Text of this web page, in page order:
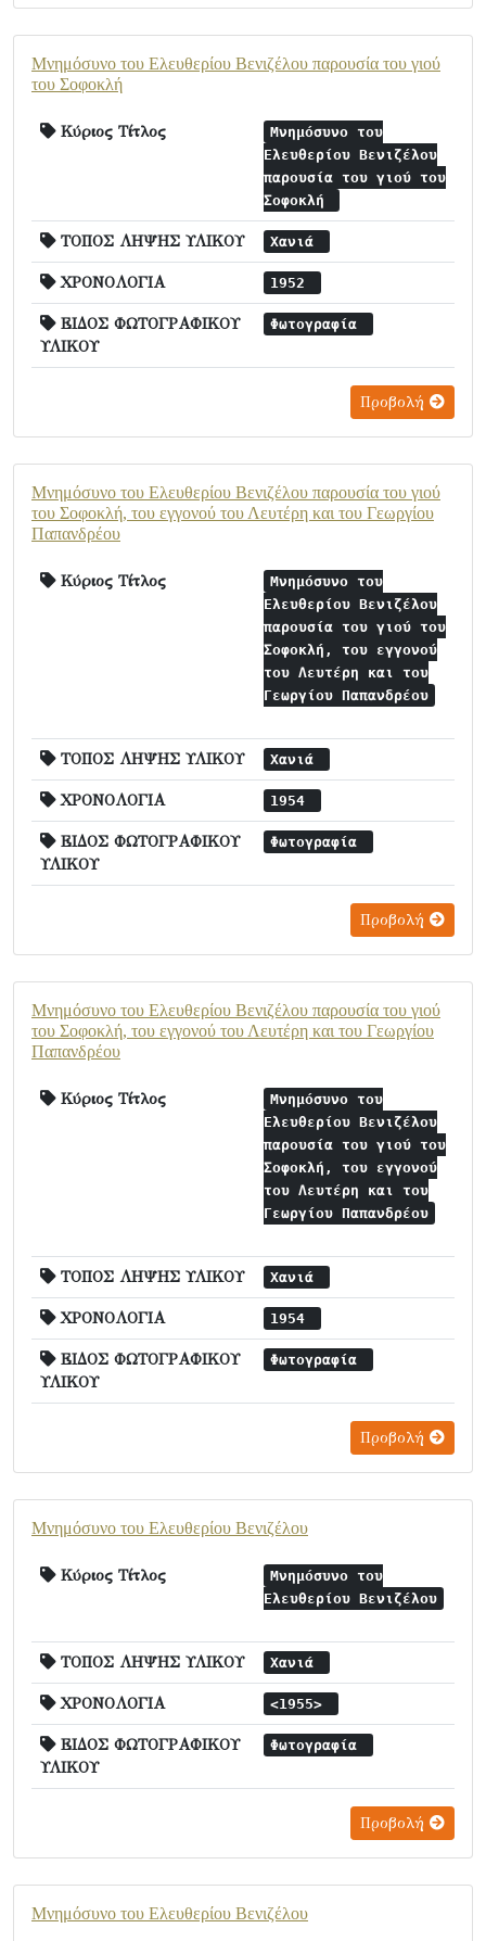
Μνημόσυνο του Ελευθερίου Βενιζέλου παρουσία του γιού
του Σοφοκλή
Κύριος Τίτλος
Μνημόσυνο του
Ελευθερίου Βενιζέλου
παρουσία του γιού του
Σοφοκλή
ΤΟΠΟΣ ΛΗΨΗΣ ΥΛΙΚΟΥ Χανιά
ΧΡΟΝΟΛΟΓΙΑ 1952
ΕΙΔΟΣ ΦΩΤΟΓΡΑΦΙΚΟΥ
ΥΛΙΚΟΥ
Φωτογραφία
Προβολή
Μνημόσυνο του Ελευθερίου Βενιζέλου παρουσία του γιού
του Σοφοκλή, του εγγονού του Λευτέρη και του Γεωργίου
Παπανδρέου
Κύριος Τίτλος
Μνημόσυνο του
Ελευθερίου Βενιζέλου
παρουσία του γιού του
Σοφοκλή, του εγγονού
του Λευτέρη και του
Γεωργίου Παπανδρέου
ΤΟΠΟΣ ΛΗΨΗΣ ΥΛΙΚΟΥ Χανιά
ΧΡΟΝΟΛΟΓΙΑ 1954
ΕΙΔΟΣ ΦΩΤΟΓΡΑΦΙΚΟΥ
ΥΛΙΚΟΥ
Φωτογραφία
Προβολή
Μνημόσυνο του Ελευθερίου Βενιζέλου παρουσία του γιού
του Σοφοκλή, του εγγονού του Λευτέρη και του Γεωργίου
Παπανδρέου
Κύριος Τίτλος
Μνημόσυνο του
Ελευθερίου Βενιζέλου
παρουσία του γιού του
Σοφοκλή, του εγγονού
του Λευτέρη και του
Γεωργίου Παπανδρέου
ΤΟΠΟΣ ΛΗΨΗΣ ΥΛΙΚΟΥ Χανιά
ΧΡΟΝΟΛΟΓΙΑ 1954
ΕΙΔΟΣ ΦΩΤΟΓΡΑΦΙΚΟΥ
ΥΛΙΚΟΥ
Φωτογραφία
Προβολή
Μνημόσυνο του Ελευθερίου Βενιζέλου
Κύριος Τίτλος
Μνημόσυνο του
Ελευθερίου Βενιζέλου
ΤΟΠΟΣ ΛΗΨΗΣ ΥΛΙΚΟΥ Χανιά
ΧΡΟΝΟΛΟΓΙΑ <1955>
ΕΙΔΟΣ ΦΩΤΟΓΡΑΦΙΚΟΥ
ΥΛΙΚΟΥ
Φωτογραφία
Προβολή
Μνημόσυνο του Ελευθερίου Βενιζέλου